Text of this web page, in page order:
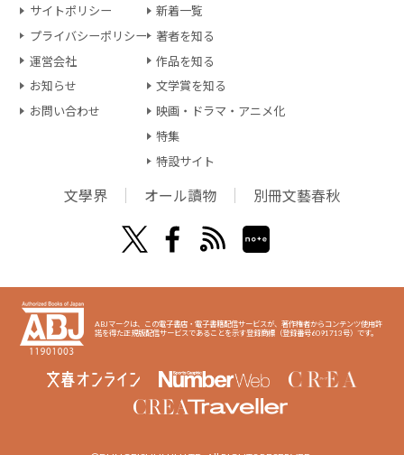
サイトポリシー
プライバシーポリシー
運営会社
お知らせ
お問い合わせ
新着一覧
著者を知る
作品を知る
文学賞を知る
映画・ドラマ・アニメ化
特集
特設サイト
文學界 オール讀物 別冊文藝春秋
ABJマークは、この電子書店・電子書籍配信サービスが、著作権者からコンテンツ使用許
諾を得た正規版配信サービスであることを示す登録商標（登録番号6091713号）です。